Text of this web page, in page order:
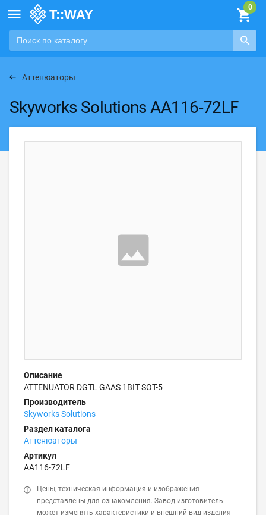

Аттенюаторы
Skyworks Solutions AA116-72LF
Описание
ATTENUATOR DGTL GAAS 1BIT SOT-5
Производитель
Skyworks Solutions
Раздел каталога
Аттенюаторы
Артикул
AA116-72LF
Цены, техническая информация и изображения
представлены для ознакомления. Завод-изготовитель
может изменять характеристики и внешний вид изделия